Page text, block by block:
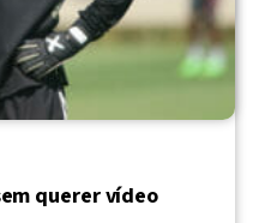
querer vídeo